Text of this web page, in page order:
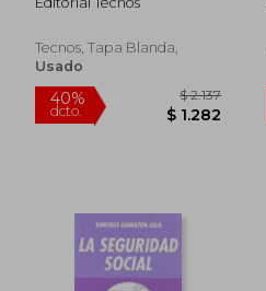
40%
De Textos Legales)
Tecnos, Tapa Blanda,
Usado